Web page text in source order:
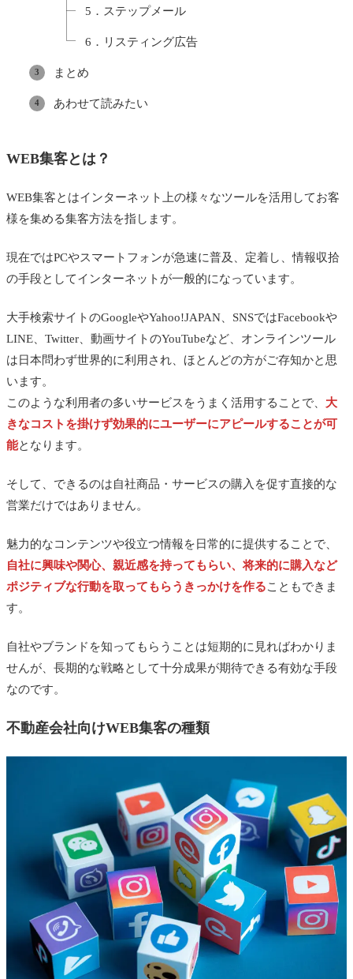
5．ステップメール
6．リスティング広告
まとめ
あわせて読みたい
WEB集客とは？
WEB集客とはインターネット上の様々なツールを活用してお客
様を集める集客方法を指します。
現在ではPCやスマートフォンが急速に普及、定着し、情報収拾
の手段としてインターネットが一般的になっています。
大手検索サイトのGoogleやYahoo!JAPAN、SNSではFacebookや
LINE、Twitter、動画サイトのYouTubeなど、オンラインツール
は日本問わず世界的に利用され、ほとんどの方がご存知かと思
います。
このような利用者の多いサービスをうまく活用することで、 大
きなコストを掛けず効果的にユーザーにアピールすることが可
能となります。
そして、できるのは自社商品・サービスの購入を促す直接的な
営業だけではありません。
魅力的なコンテンツや役立つ情報を日常的に提供することで、
自社に興味や関心、親近感を持ってもらい、将来的に購入など
ポジティブな行動を取ってもらうきっかけを作ることもできま
す。
自社やブランドを知ってもらうことは短期的に見ればわかりま
せんが、長期的な戦略として十分成果が期待できる有効な手段
なのです。
不動産会社向けWEB集客の種類